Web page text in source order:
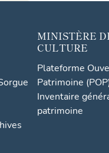
MINISTÈRE
CULTURE
Plateforme
Patrimoine
Inventaire
patrimoine